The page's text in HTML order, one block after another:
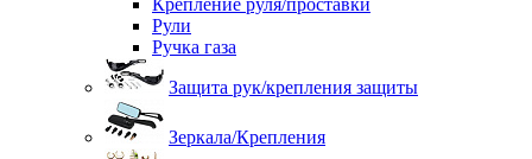
Рули
Ручка газа
Защита рук/крепления защиты
Зеркала/Крепления